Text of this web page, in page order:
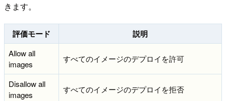
きます。
評価モード 説明
Allow all
images
すべてのイメージのデプロイを許可
Disallow all
images
すべてのイメージのデプロイを拒否